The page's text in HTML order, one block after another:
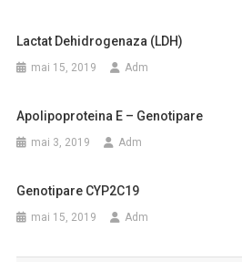
Lactat Dehidrogenaza (LDH)
mai 15, 2019 Adm
Apolipoproteina E – Genotipare
mai 3, 2019 Adm
Genotipare CYP2C19
mai 15, 2019 Adm